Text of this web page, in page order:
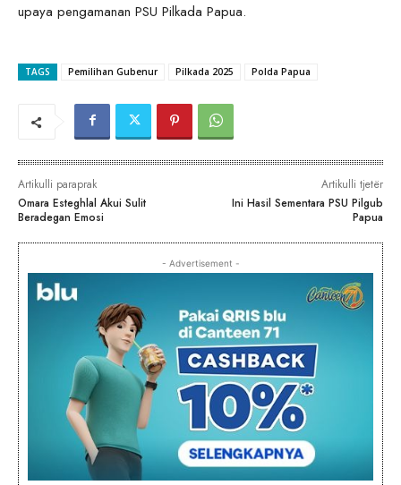
upaya pengamanan PSU Pilkada Papua.
TAGS Pemilihan Gubenur Pilkada 2025 Polda Papua
Artikulli paraprak
Omara Esteghlal Akui Sulit
Beradegan Emosi
Artikulli tjetër
Ini Hasil Sementara PSU Pilgub
Papua
- Advertisement -